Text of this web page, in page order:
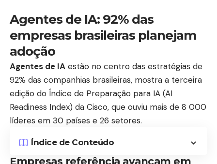
Agentes de IA: 92% das
empresas brasileiras planejam
adoção
Agentes de IA estão no centro das estratégias de
92% das companhias brasileiras, mostra a terceira
edição do Índice de Preparação para IA (AI
Readiness Index) da Cisco, que ouviu mais de 8 000
líderes em 30 países e 26 setores.
Índice de Conteúdo
Empresas referência avançam em